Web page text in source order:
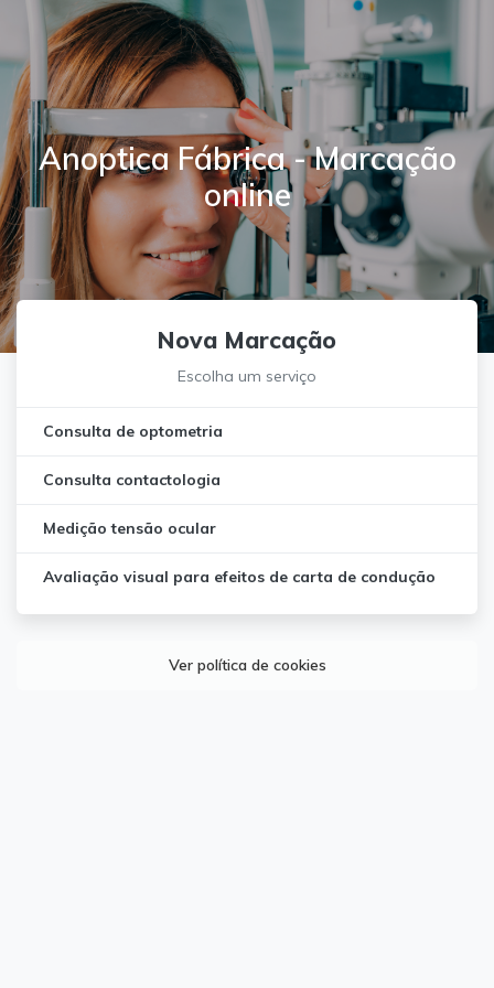
Anoptica Fábrica - Marcação
online
Nova Marcação
Escolha um serviço
Consulta de optometria
Consulta contactologia
Medição tensão ocular
Avaliação visual para efeitos de carta de condução
Ver política de cookies